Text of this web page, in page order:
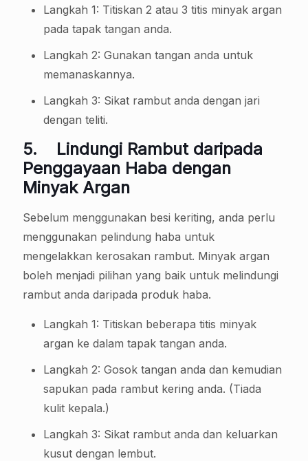
Langkah 1: Titiskan 2 atau 3 titis minyak argan
pada tapak tangan anda.
Langkah 2: Gunakan tangan anda untuk
memanaskannya.
Langkah 3: Sikat rambut anda dengan jari
dengan teliti.
5. Lindungi Rambut daripada
Penggayaan Haba dengan
Minyak Argan
Sebelum menggunakan besi keriting, anda perlu
menggunakan pelindung haba untuk
mengelakkan kerosakan rambut. Minyak argan
boleh menjadi pilihan yang baik untuk melindungi
rambut anda daripada produk haba.
Langkah 1: Titiskan beberapa titis minyak
argan ke dalam tapak tangan anda.
Langkah 2: Gosok tangan anda dan kemudian
sapukan pada rambut kering anda. (Tiada
kulit kepala.)
Langkah 3: Sikat rambut anda dan keluarkan
kusut dengan lembut.